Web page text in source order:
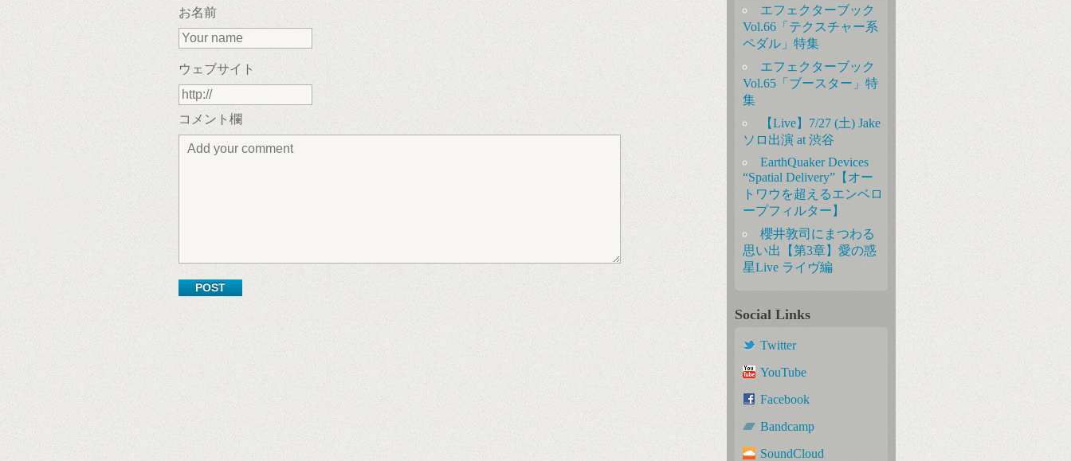
お名前
ウェブサイト
コメント欄
エフェクターブック
Vol.66「テクスチャー系
ペダル」特集
エフェクターブック
Vol.65「ブースター」特
集
【Live】7/27 (土) Jake
ソロ出演 at 渋谷
EarthQuaker Devices
“Spatial Delivery”【オー
トワウを超えるエンベロ
ープフィルター】
櫻井敦司にまつわる
思い出【第3章】愛の惑
星Live ライヴ編
Social Links
Twitter
YouTube
Facebook
Bandcamp
SoundCloud